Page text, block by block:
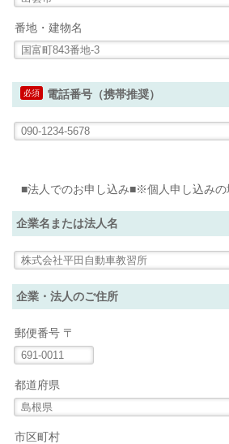
番地・建物名
必須 電話番号（携帯推奨）
■法人でのお申し込み■※個人申し込みの
企業名または法人名
企業・法人のご住所
郵便番号 〒
都道府県
市区町村